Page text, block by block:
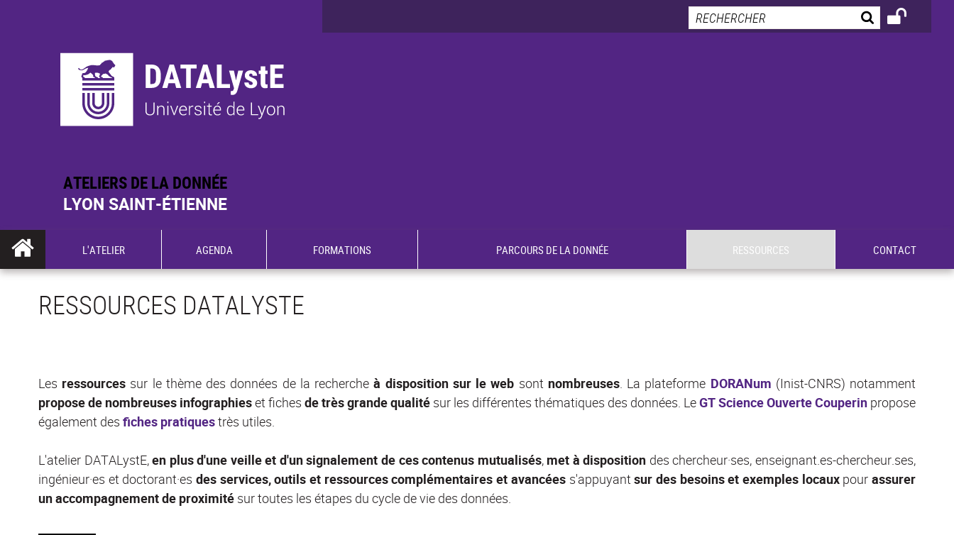
ATELIERS DE LA DONNÉE
LYON SAINT-ÉTIENNE
L'ATELIER AGENDA FORMATIONS PARCOURS DE LA DONNÉE RESSOURCES CONTACT
RESSOURCES DATALYSTE
Les ressources sur le thème des données de la rechercheà disposition sur le web sont nombreuses. La plateforme DORANum (Inist-CNRS) notamment
propose de nombreuses infographieset fiches de très grande qualité sur les différentes thématiques des données. LeGT Science Ouverte Couperin propose
également des fiches pratiquestrès utiles.
L'atelier DATALystE,en plus d'une veille et d'un signalement de ces contenus mutualisés, met à disposition des chercheur·ses, enseignant.es-chercheur.ses,
ingénieur·es et doctorant·esdes services, outils et ressources complémentaires et avancéess'appuyantsur des besoins et exemples locauxpourassurer
un accompagnement de proximité sur toutes les étapes du cycle de vie des données.